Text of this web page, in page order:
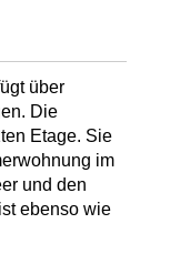
über
Die
Etage. Sie
im
und den
ebenso wie